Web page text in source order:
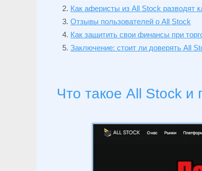
Как аферисты из All Stock разводят
Отзывы пользователей о All Stock
Как защитить свои финансы при
Заключение: стоит ли доверять All
Что такое All Stock и